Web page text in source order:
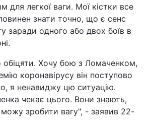
для легкої ваги. Мої кістки все
знати точно, що є сенс
заради одного або двох боїв в
обіцяти. Хочу бою з Ломаченком,
коронавірусу він поступово
я ненавиджу цю ситуацію.
чекає цього. Вони знають,
зробити вагу", - заявив 22-